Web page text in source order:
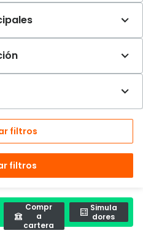
filtros
filtros
Compr
a
cartera
Simula
dores